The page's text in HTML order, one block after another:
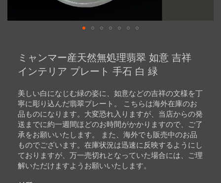
beginning
images
gallery
ミャンマー産天然無処理翡翠 如意 吉祥
インテリア プレート 手石 白 緑
美しい白になじむ緑の姿に、如意などの吉祥の文様を丁
寧に彫り込んだ翡翠プレート。 こちらは海外在庫のお
品ものになります。大変恐れ入りますが、当店からの発
送までに約一週間ほどのお時間がかかりますので、ご了
承をお願いいたします。 また、海外でも販売中のお品
ものでございます。在庫状況は迅速に反映するようにし
ておりますが、万一売切れとなっていた場合には、ご理
解いただけますようお願いいたします。